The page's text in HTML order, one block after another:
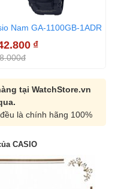
Nam GA-1100GB-1ADR
₫
tại WatchStore.vn
là chính hãng 100%
CASIO